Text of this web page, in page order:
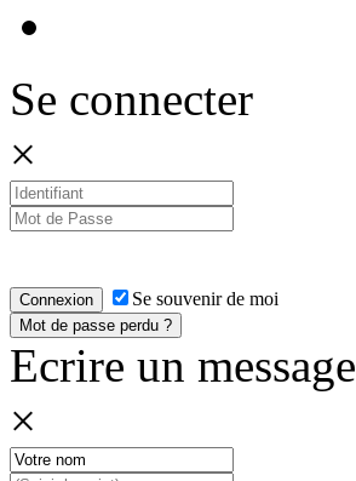
Se connecter
×
Connexion Se souvenir de moi
Mot de passe perdu ?
Ecrire un message
×